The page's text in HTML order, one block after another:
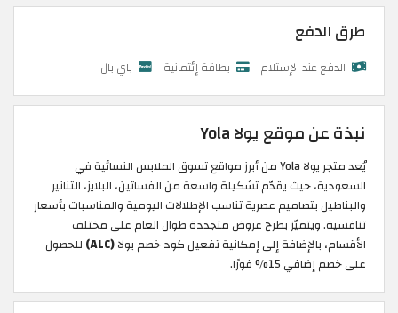
طرق الدفع
الدفع عند الإستلام بطاقة إئتمانية باي بال
نبذة عن موقع يولا Yola
يُعد متجر يولا Yola من أبرز مواقع تسوق الملابس النسائية في
السعودية، حيث يقدّم تشكيلة واسعة من الفساتين، البلايز، التنانير
والبناطيل بتصاميم عصرية تناسب الإطلالات اليومية والمناسبات بأسعار
تنافسية. ويتميّز بطرح عروض متجددة طوال العام على مختلف
الأقسام، بالإضافة إلى إمكانية تفعيل كود خصم يولا(ALC)
للحصول
على خصم إضافي 15% فورًا.